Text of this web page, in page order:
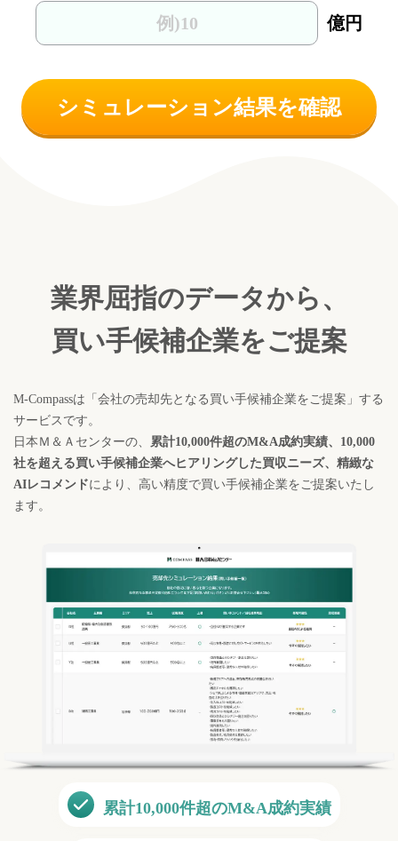
億円
シミュレーション結果を確認
業界屈指のデータから、
買い手候補企業をご提案
M-Compassは「会社の売却先となる買い手候補企業をご提案」する
サービスです。
日本Ｍ＆Ａセンターの、 累計10,000件超のM&A成約実績、10,000
社を超える買い手候補企業へヒアリングした買収ニーズ、精緻な
AIレコメンドにより、 高い精度で買い手候補企業をご提案いたし
ます。
累計10,000件超のM&A成約実績